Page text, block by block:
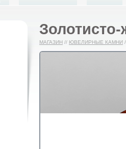
МАГАЗИН // ЮВЕЛИРНЫЕ КАМНИ